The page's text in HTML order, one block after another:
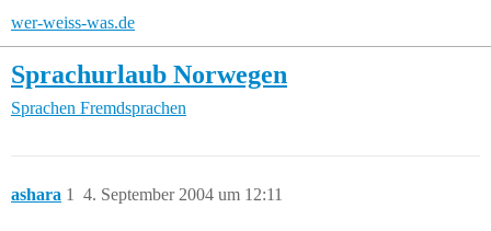
wer-weiss-was.de
Sprachurlaub Norwegen
Sprachen Fremdsprachen
ashara 4. September 2004 um 12:11
1